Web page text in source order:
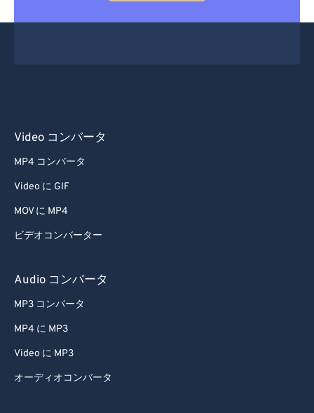
Video コンバータ
MP4 コンバータ
Video に GIF
MOV に MP4
ビデオコンバーター
Audio コンバータ
MP3 コンバータ
MP4 に MP3
Video に MP3
オーディオコンバータ